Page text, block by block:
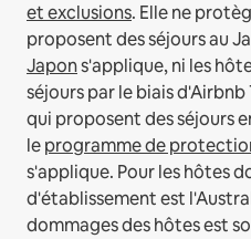
et exclusions. Elle ne
proposent des séjours au
Japons'applique, ni les
séjours par le biais d'Airbnb
qui proposent des séjours
leprogramme de
s'applique. Pour les hôtes
d'établissement est
dommages des hôtes est